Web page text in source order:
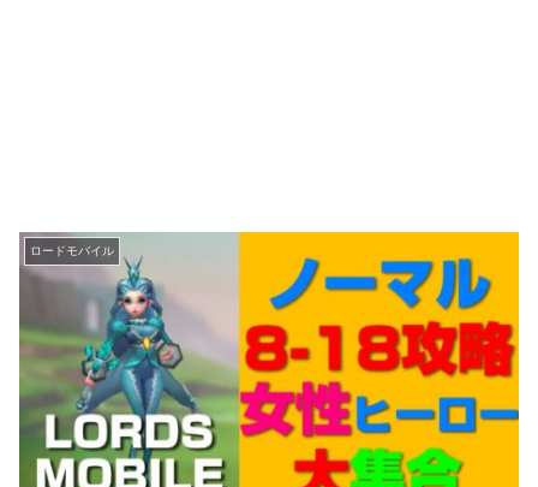
ロードモバイル